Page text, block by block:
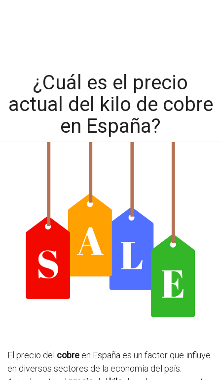
¿Cuál es el precio
actual del kilo de cobre
en España?
El precio del cobre en España es un factor que influye
en diversos sectores de la economía del país.